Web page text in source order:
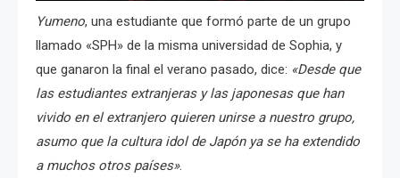
Yumeno, una estudiante que formó parte de un grupo
llamado «SPH» de la misma universidad de Sophia, y
que ganaron la final el verano pasado, dice: «Desde que
las estudiantes extranjeras y las japonesas que han
vivido en el extranjero quieren unirse a nuestro grupo,
asumo que la cultura idol de Japón ya se ha extendido
a muchos otros países».